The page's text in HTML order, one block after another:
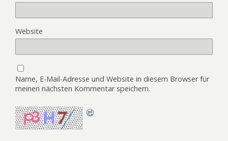
Website
Name, E-Mail-Adresse und Website in diesem Browser für
meinen nächsten Kommentar speichern.